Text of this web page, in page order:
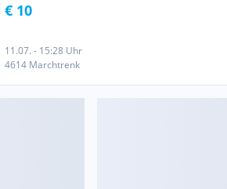
€ 10
11.07. - 15:28 Uhr
4614 Marchtrenk